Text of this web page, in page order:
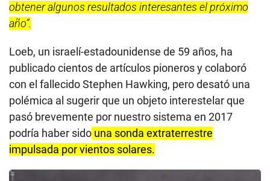
obtener algunos resultados interesantes el próximo
año”.
Loeb, un israelí-estadounidense de 59 años, ha
publicado cientos de artículos pioneros y colaboró
con el fallecido Stephen Hawking, pero desató una
polémica al sugerir que un objeto interestelar que
pasó brevemente por nuestro sistema en 2017
podría haber sido una sonda extraterrestre
impulsada por vientos solares.